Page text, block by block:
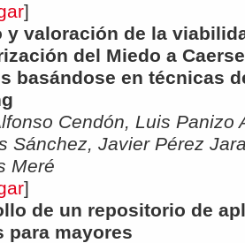
]
y valoración de la
del Miedo a
basándose en técnicas
Cendón, Luis Panizo
Sánchez, Javier Pérez
Meré
]
de un repositorio de
para mayores